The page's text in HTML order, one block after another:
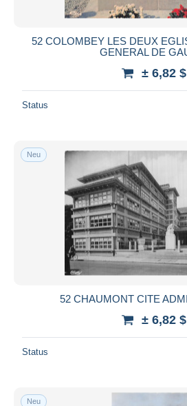
52 COLOMBEY LES DEUX
GENERAL DE
± 6,82 $
Status
Neu
52 CHAUMONT CITE
± 6,82 $
Status
Neu